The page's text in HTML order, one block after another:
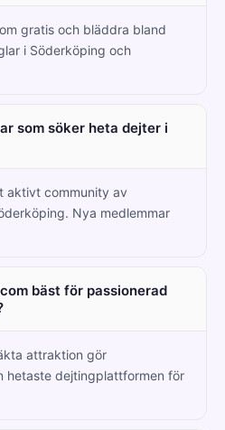
gratis och bläddra bland
i Söderköping och
som söker heta dejter i
aktivt community av
Nya medlemmar
bäst för passionerad
attraktion gör
hetaste dejtingplattformen för